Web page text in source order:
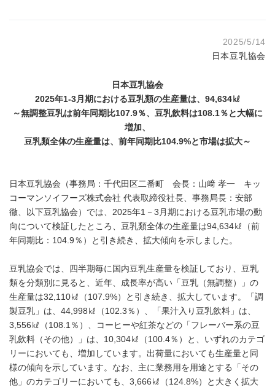
2025/5/14
日本豆乳協会
日本豆乳協会
2025年1-3月期における豆乳類の生産量は、 94,634㎘
～無調整豆乳は前年同期比107.9％、豆乳飲料は108.1％と大幅に
増加、
豆乳類全体の生産量は、前年同期比104.9%と市場は拡大～
日本豆乳協会（事務局：千代田区二番町 会長：山﨑 孝一 キッ
コーマンソイフーズ株式会社 代表取締役社長、事務局長：安部
徹、以下豆乳協会）では、2025年1－3月期における豆乳市場の動
向について検証したところ、豆乳類全体の生産量は94,634㎘（前
年同期比：104.9％）と引き続き、拡大傾向を示しました。
豆乳協会では、四半期毎に国内豆乳生産量を検証しており、豆乳
類を分類別に見ると、近年、成長率が高い「豆乳（無調整）」の
生産量は32,110㎘（107.9%）と引き続き、拡大しています。「調
製豆乳」は、44,998㎘（102.3％）、「果汁入り豆乳飲料」は、
3,556㎘（108.1％）、コーヒーや紅茶などの「フレーバー系の豆
乳飲料（その他）」は、10,304㎘（100.4％）と、いずれのカテゴ
リーにおいても、増加しています。出荷量においても生産量と同
様の傾向を示しています。なお、主に業務用を用途とする「その
他」のカテゴリーにおいても、3,666㎘（124.8%）と大きく拡大